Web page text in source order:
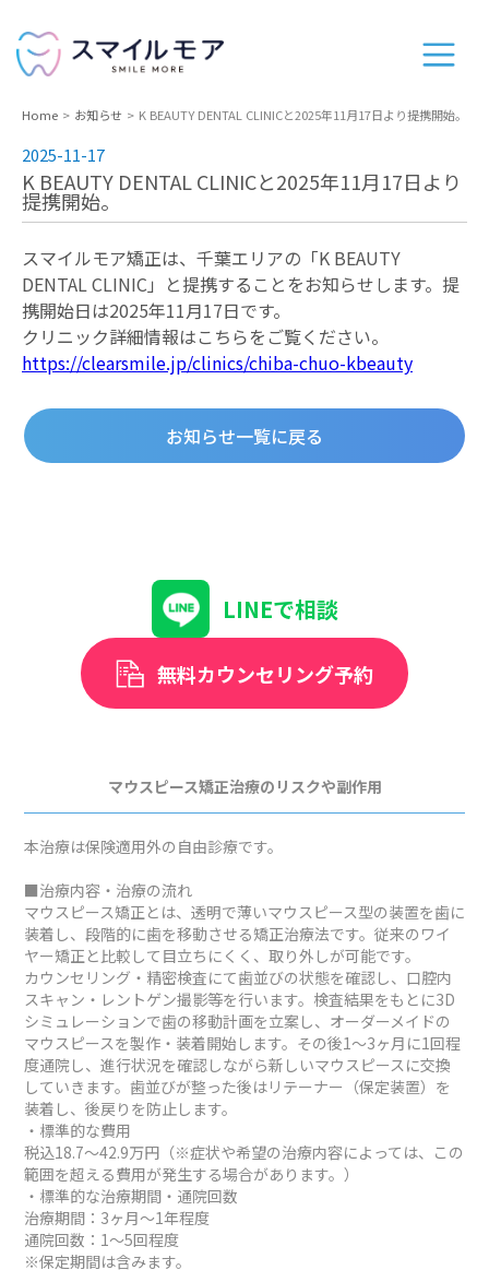
Home お知らせ K BEAUTY DENTAL CLINICと2025年11月17日より提携開始。
2025-11-17
K BEAUTY DENTAL CLINICと2025年11月17日より
提携開始。
スマイルモア矯正は、千葉エリアの「K BEAUTY
DENTAL CLINIC」と提携することをお知らせします。提
携開始日は2025年11月17日です。
クリニック詳細情報はこちらをご覧ください。
https://clearsmile.jp/clinics/chiba-chuo-kbeauty
お知らせ一覧に戻る
LINEで相談
無料カウンセリング予約
マウスピース矯正治療のリスクや副作用
本治療は保険適用外の自由診療です。
■治療内容・治療の流れ
マウスピース矯正とは、透明で薄いマウスピース型の装置を歯に
装着し、段階的に歯を移動させる矯正治療法です。従来のワイ
ヤー矯正と比較して目立ちにくく、取り外しが可能です。
カウンセリング・精密検査にて歯並びの状態を確認し、口腔内
スキャン・レントゲン撮影等を行います。検査結果をもとに3D
シミュレーションで歯の移動計画を立案し、オーダーメイドの
マウスピースを製作・装着開始します。その後1～3ヶ月に1回程
度通院し、進行状況を確認しながら新しいマウスピースに交換
していきます。歯並びが整った後はリテーナー（保定装置）を
装着し、後戻りを防止します。
・標準的な費用
税込18.7～42.9万円（※症状や希望の治療内容によっては、この
範囲を超える費用が発生する場合があります。）
・標準的な治療期間・通院回数
治療期間：3ヶ月～1年程度
通院回数：1～5回程度
※保定期間は含みます。